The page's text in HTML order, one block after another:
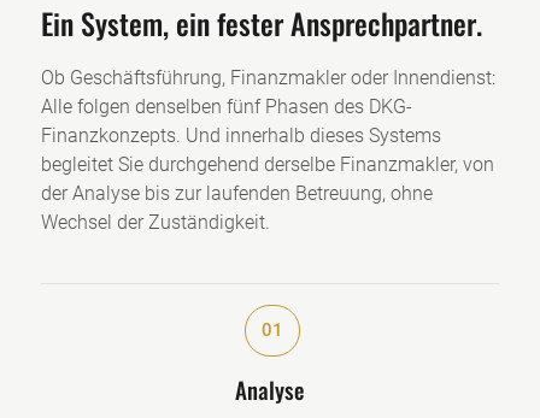
Ein System, ein fester Ansprechpartner.
Ob Geschäftsführung, Finanzmakler oder Innendienst:
Alle folgen denselben fünf Phasen des DKG-
Finanzkonzepts. Und innerhalb dieses Systems
begleitet Sie durchgehend derselbe Finanzmakler, von
der Analyse bis zur laufenden Betreuung, ohne
Wechsel der Zuständigkeit.
01
Analyse